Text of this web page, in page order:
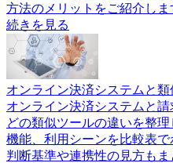
方法のメリットをご紹介しま
続きを見る
オンライン決済システムと
オンライン決済システムと
どの類似ツールの違いを整
機能、利用シーンを比較表
判断基準や連携性の見方も